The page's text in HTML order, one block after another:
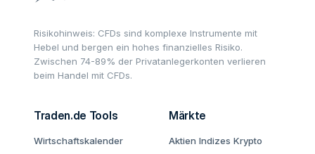
Risikohinweis: CFDs sind komplexe Instrumente mit
Hebel und bergen ein hohes finanzielles Risiko.
Zwischen 74-89% der Privatanlegerkonten verlieren
beim Handel mit CFDs.
Traden.de Tools
Wirtschaftskalender
Märkte
Aktien Indizes Krypto